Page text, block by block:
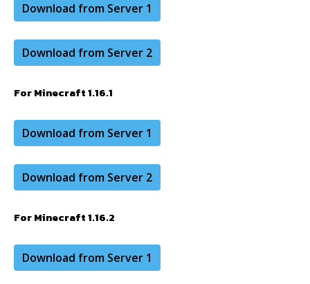
Download from Server 1
Download from Server 2
For Minecraft 1.16.1
Download from Server 1
Download from Server 2
For Minecraft 1.16.2
Download from Server 1